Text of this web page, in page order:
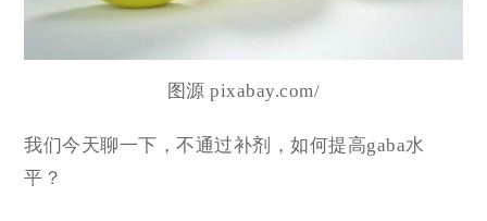
图源 pixabay.com/
我们今天聊一下，不通过补剂，如何提高gaba水
平？